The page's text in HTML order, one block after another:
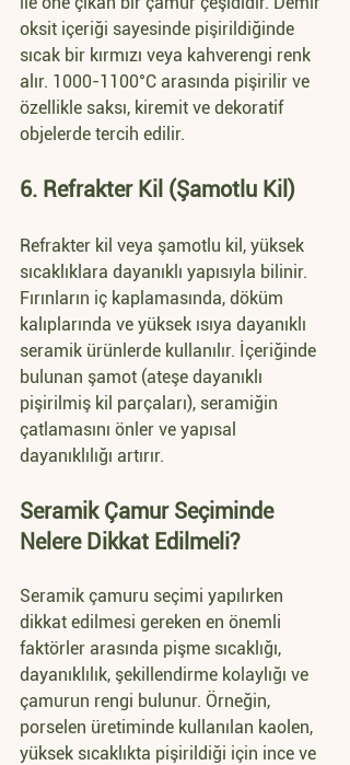
oksit içeriği sayesinde pişirildiğinde
sıcak bir kırmızı veya kahverengi renk
alır. 1000-1100°C arasında pişirilir ve
özellikle saksı, kiremit ve dekoratif
objelerde tercih edilir.
6. Refrakter Kil (Şamotlu Kil)
Refrakter kil veya şamotlu kil, yüksek
sıcaklıklara dayanıklı yapısıyla bilinir.
Fırınların iç kaplamasında, döküm
kalıplarında ve yüksek ısıya dayanıklı
seramik ürünlerde kullanılır. İçeriğinde
bulunan şamot (ateşe dayanıklı
pişirilmiş kil parçaları), seramiğin
çatlamasını önler ve yapısal
dayanıklılığı artırır.
Seramik Çamur Seçiminde
Nelere Dikkat Edilmeli?
Seramik çamuru seçimi yapılırken
dikkat edilmesi gereken en önemli
faktörler arasında pişme sıcaklığı,
dayanıklılık, şekillendirme kolaylığı ve
çamurun rengi bulunur. Örneğin,
porselen üretiminde kullanılan kaolen,
yüksek sıcaklıkta pişirildiği için ince ve